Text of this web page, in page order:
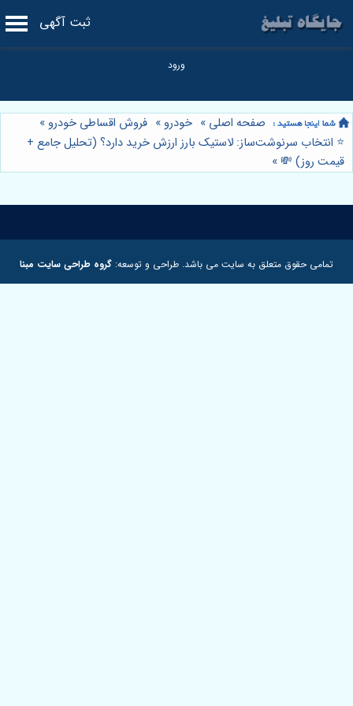
ثبت آگهی
صفحه اصلی » خودرو » فروش اقساطی خودرو »
⭐️ انتخاب سرنوشت‌ساز: لاستیک بارز ارزش خرید دارد؟ (تحلیل جامع +
قیمت روز) 💸 »
تمامی حقوق متعلق به سایت می باشد. طراحی و توسعه: گروه طراحی سایت مبنا